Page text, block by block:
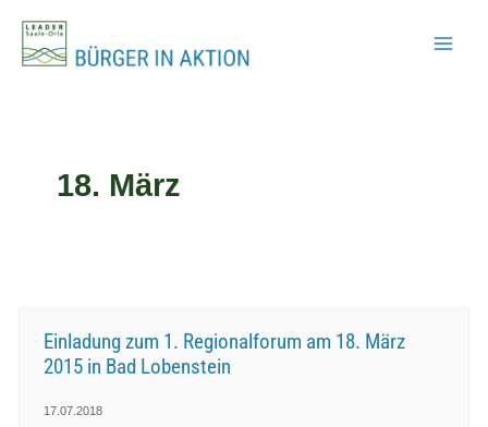
Inhalt
springen
18. März
Einladung zum 1. Regionalforum am 18. März
2015 in Bad Lobenstein
17.07.2018